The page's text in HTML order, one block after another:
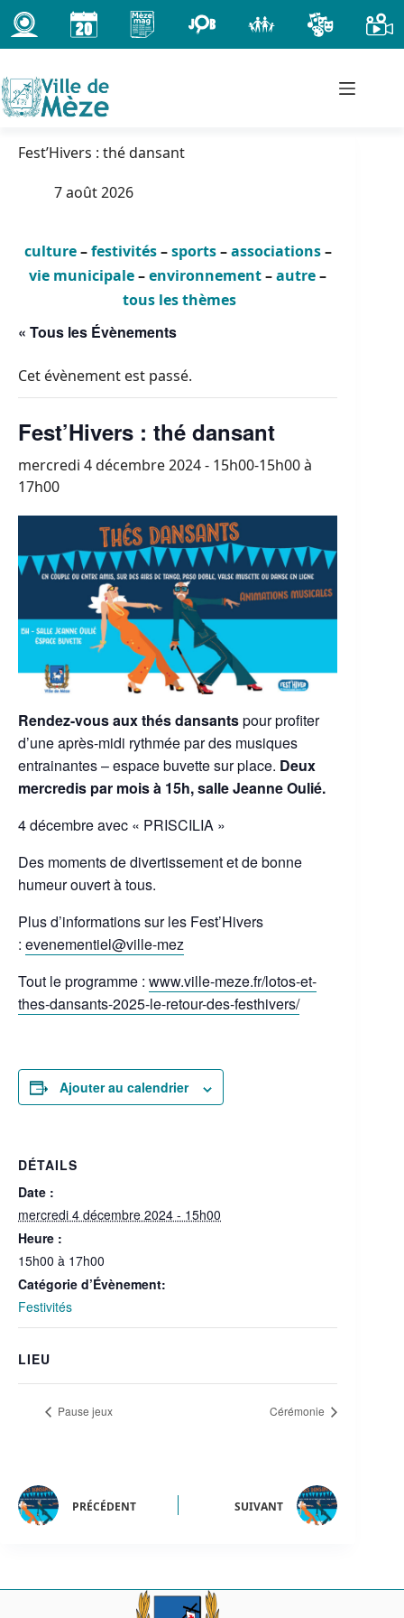
Passer
au
contenu
Fest’Hivers : thé dansant
7 août 2026
culture–festivités–sports–associations–
vie municipale–environnement–autre–
tous les thèmes
« Tous les Évènements
Cet évènement est passé.
Fest’Hivers : thé dansant
mercredi 4 décembre 2024 - 15h00-15h00à
17h00
Rendez-vous aux thés dansantspour profiter
d’une après-midi rythmée par des musiques
entrainantes – espace buvette sur place. Deux
mercredis par mois à 15h, salle Jeanne Oulié.
4 décembre avec « PRISCILIA »
Des moments de divertissement et de bonne
humeur ouvert à tous.
Plus d’informations sur les Fest’Hivers
: evenementiel@ville-mez
Tout le programme : www.ville-meze.fr/lotos-et-
thes-dansants-2025-le-retour-des-festhivers/
Ajouter au calendrier
DÉTAILS
Date :
mercredi 4 décembre 2024 - 15h00
Heure :
15h00 à 17h00
Catégorie d’Évènement:
Festivités
LIEU
Pause jeux Cérémonie
PRÉCÉDENT SUIVANT